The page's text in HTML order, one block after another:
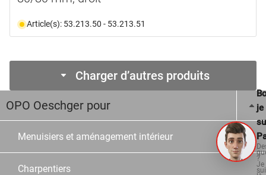
Article(s): 53.213.50 - 53.213.51
Charger d’autres produits
OPO Oeschger pour
Menuisiers et aménagement intérieur
Charpentiers
je
?
Je